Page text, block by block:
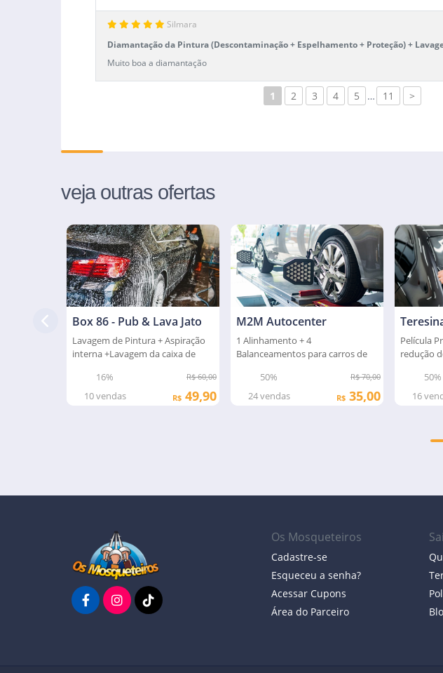
Silmara
Diamantação da Pintura (Descontaminação + Espelhamento + Proteção) +
Muito boa a diamantação
1 2 3 4 5 … 11 >
veja outras ofertas
Box 86 - Pub & Lava Jato
Lavagem de Pintura + Aspiração
interna +Lavagem da caixa de
16% R$ 60,00
10vendas R$ 49,90
M2M Autocenter
1 Alinhamento + 4
Balanceamentos para carros de
50% R$ 70,00
24vendas R$ 35,00
Película
redução
50%
16
Os Mosqueteiros
Cadastre-se
Esqueceu a senha?
Acessar Cupons
Área do Parceiro